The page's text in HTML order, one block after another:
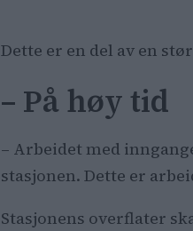
Dette er en del av en
– På høy tid
– Arbeidet med
stasjonen. Dette er
Stasjonens overflater